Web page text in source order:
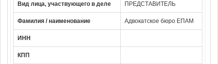
Вид лица, участвующего в деле ПРЕДСТАВИТЕЛЬ
Фамилия / наименование Адвокатское бюро ЕПАМ
ИНН
КПП